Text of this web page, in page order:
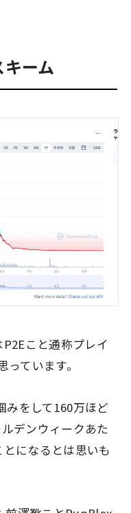
ーム
こと通称プレイ
っています。
みをして160万ほど
デンウィークあた
になるとは思いも